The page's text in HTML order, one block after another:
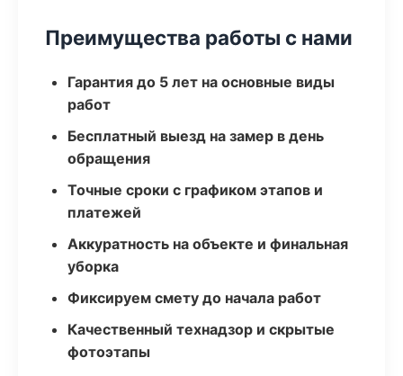
Преимущества работы с нами
Гарантия до 5 лет на основные виды
работ
Бесплатный выезд на замер в день
обращения
Точные сроки с графиком этапов и
платежей
Аккуратность на объекте и финальная
уборка
Фиксируем смету до начала работ
Качественный технадзор и скрытые
фотоэтапы